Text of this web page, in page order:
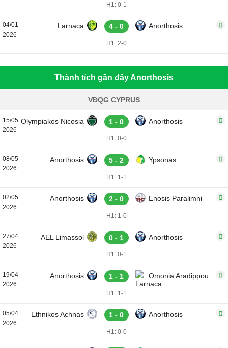
H1: 0-1
04/01
2026
Larnaca 4 - 0 Anorthosis
H1: 2-0
Thành tích gần đây Anorthosis
VĐQG CYPRUS
15/05
2026
Olympiakos Nicosia 1 - 0 Anorthosis
H1: 0-0
08/05
2026
Anorthosis 5 - 2 Ypsonas
H1: 1-1
02/05
2026
Anorthosis 2 - 0 Enosis Paralimni
H1: 1-0
27/04
2026
AEL Limassol 0 - 1 Anorthosis
H1: 0-1
19/04
2026
Anorthosis 1 - 1 Omonia Aradippou
H1: 1-1
05/04
2026
Ethnikos Achnas 1 - 0 Anorthosis
H1: 0-0